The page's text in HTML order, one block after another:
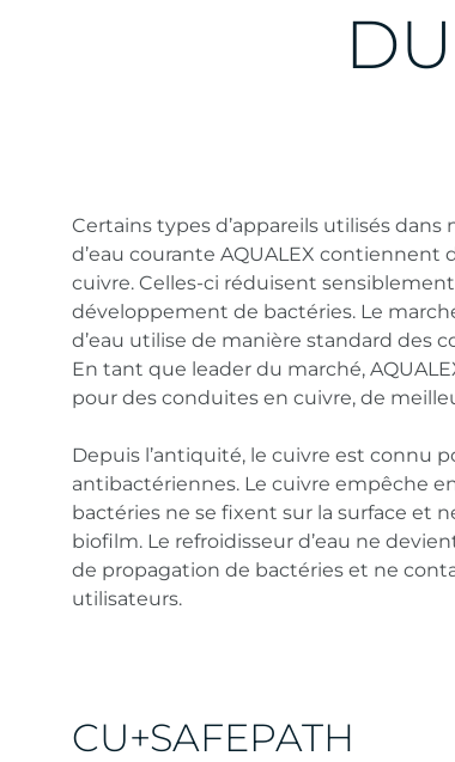
FILTRE À EAU
DU
Certains types d’appareils utilisés dans
d’eau courante AQUALEX contiennent
cuivre. Celles-ci réduisent
développement de bactéries. Le
d’eau utilise de manière standard des
En tant que leader du marché,
pour des conduites en cuivre, de
Depuis l’antiquité, le cuivre est connu
antibactériennes. Le cuivre empêche
bactéries ne se fixent sur la surface et
biofilm. Le refroidisseur d’eau ne
de propagation de bactéries et ne
utilisateurs.
CU+SAFEPATH